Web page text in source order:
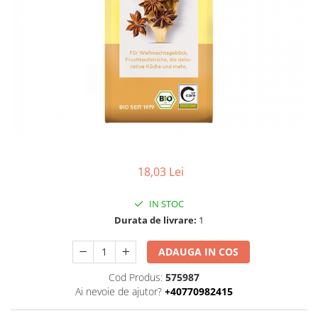
Ciocolata, cacao si cafea
Cafea bio din cereale
Sare si mixuri de sare
Dulceata si creme bio
Compoturi bio
18,03 Lei
IN STOC
Durata de livrare: 1
ADAUGA IN COS
Cod Produs: 575987
Ai nevoie de ajutor? +40770982415